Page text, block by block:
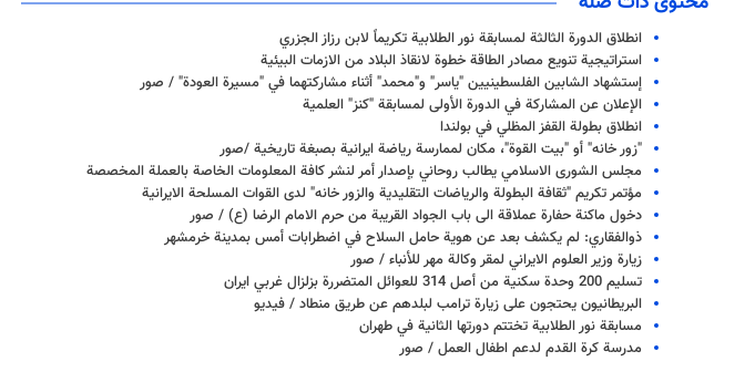
انطلاق الدورة الثالثة لمسابقة نور الطلابية تكريماً لابن رزاز الجزري
استراتيجية تنويع مصادر الطاقة خطوة لانقاذ البلاد من الازمات البيئية
إستشهاد الشابين الفلسطينيين "ياسر" و"محمد" أثناء مشاركتهما في "مسيرة العودة" / صور
الإعلان عن المشاركة في الدورة الأولى لمسابقة "كنز" العلمية
انطلاق بطولة القفز المظلي في بولندا
"زور خانه" أو "بيت القوة"، مكان لممارسة رياضة ايرانية بصبغة تاريخية /صور
مجلس الشورى الاسلامي يطالب روحاني بإصدار أمر لنشر كافة المعلومات الخاصة بالعملة المخصصة
مؤتمر تكريم "ثقافة البطولة والرياضات التقليدية والزور خانه" لدى القوات المسلحة الايرانية
دخول ماكنة حفارة عملاقة الى باب الجواد القريبة من حرم الامام الرضا (ع) / صور
ذوالفقاري: لم يكشف بعد عن هوية حامل السلاح في اضطرابات أمس بمدينة خرمشهر
زيارة وزير العلوم الايراني لمقر وكالة مهر للأنباء / صور
تسليم 200 وحدة سكنية من أصل 314 للعوائل المتضررة بزلزال غربي ايران
البريطانيون يحتجون على زيارة ترامب لبلدهم عن طريق منطاد / فيديو
مسابقة نور الطلابية تختتم دورتها الثانية في طهران
مدرسة كرة القدم لدعم اطفال العمل / صور